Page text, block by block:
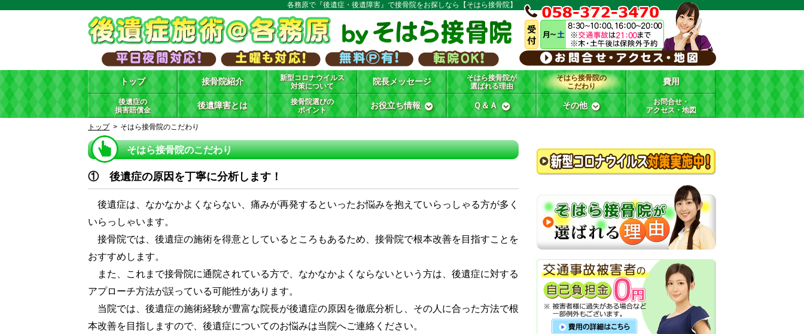
各務原で『後遺症・後遺障害』で接骨院をお探しなら【そはら接骨院】
トップ 接骨院紹介
新型コロナウイルス
対策について
院長メッセージ
そはら接骨院が
選ばれる理由
そはら接骨院の
こだわり
費用
後遺症の
損害賠償金
後遺障害とは
接骨院選びの
ポイント
お役立ち情報 Ｑ＆Ａ その他
お問合せ・
アクセス・地図
トップ
そはら接骨院のこだわり
そはら接骨院のこだわり
① 後遺症の原因を丁寧に分析します！
後遺症は、なかなかよくならない、痛みが再発するといったお悩みを抱えていらっしゃる方が多く
いらっしゃいます。
接骨院では、後遺症の施術を得意としているところもあるため、接骨院で根本改善を目指すことを
おすすめします。
また、これまで接骨院に通院されている方で、なかなかよくならないという方は、後遺症に対する
アプローチ方法が誤っている可能性があります。
当院では、後遺症の施術経験が豊富な院長が後遺症の原因を徹底分析し、その人に合った方法で根
本改善を目指しますので、後遺症についてのお悩みは当院へご連絡ください。